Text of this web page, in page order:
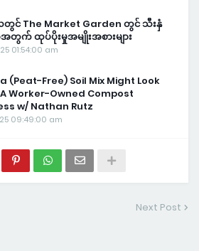
င် The Market Garden တွင် သီးနှံ
တွက် ထုပ်ပိုးမှုအမျိုးအစားများ
01:54:00 am
(Peat-Free) Soil Mix Might Look
A Worker-Owned Compost
w/ Nathan Rutz
09:49:00 am
Next Post